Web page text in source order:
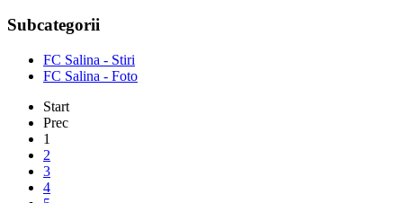
Subcategorii
FC Salina - Stiri
FC Salina - Foto
Start
Prec
1
2
3
4